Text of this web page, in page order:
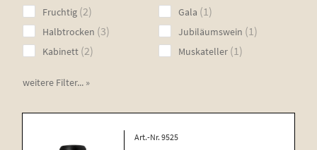
Riva­ner
Sil­va­ner
Weiß­ge­kel­tert
Weiß­wein
Weiß­herbst-, Rosé- und Schillerweine
product
Fruchtig 22
products
Gala 1 1
product
Halbtrocken 33
Jubiläumswein 1 1
Kabinett 22
Muskateller 1 1
weitere Filter... »
Art.-Nr. 9525